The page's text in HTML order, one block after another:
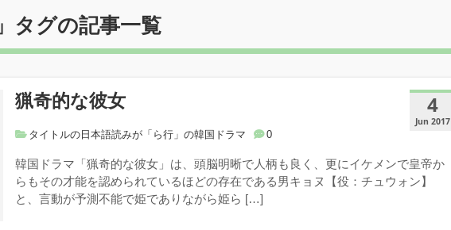
」タグの記事一覧
4
Jun 2017
猟奇的な彼女
タイトルの日本語読みが「ら行」の韓国ドラマ 0
韓国ドラマ「猟奇的な彼女」は、頭脳明晰で人柄も良く、更にイケメンで皇帝か
らもその才能を認められているほどの存在である男キョヌ【役：チュウォン】
と、言動が予測不能で姫でありながら姫ら […]